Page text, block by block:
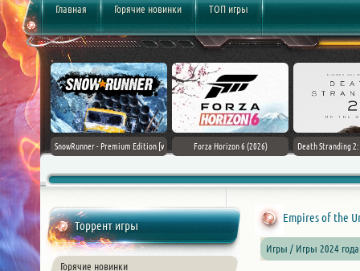
Главная Горячие новинки ТОП игры
Flag
PC
SnowRunner - Premium Edition [v
Forza Horizon 6 (2026) Death Stranding
Торрент игры
Горячие новинки
Empires of the
Игры / Игры 2024